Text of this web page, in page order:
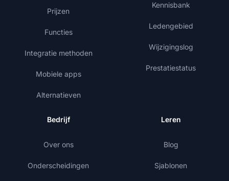
Prijzen
Functies
Integratie methoden
Mobiele apps
Alternatieven
Kennisbank
Ledengebied
Wijzigingslog
Prestatiestatus
Bedrijf
Over ons
Onderscheidingen
Leren
Blog
Sjablonen